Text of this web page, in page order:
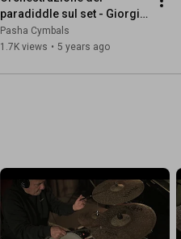
paradiddle sul set - Giorgio
Di Tullio |  Pasha Cymbals
Pasha Cymbals
1.7K views • 5 years ago